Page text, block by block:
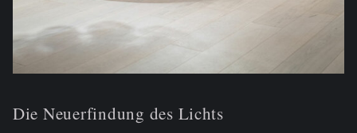
Die Neuerfindung des Lichts